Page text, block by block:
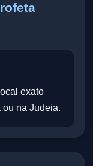
exato
na Judeia.